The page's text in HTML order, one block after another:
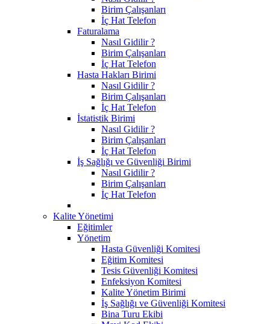
Birim Çalışanları
İç Hat Telefon
Faturalama
Nasıl Gidilir ?
Birim Çalışanları
İç Hat Telefon
Hasta Hakları Birimi
Nasıl Gidilir ?
Birim Çalışanları
İç Hat Telefon
İstatistik Birimi
Nasıl Gidilir ?
Birim Çalışanları
İç Hat Telefon
İş Sağlığı ve Güvenliği Birimi
Nasıl Gidilir ?
Birim Çalışanları
İç Hat Telefon
Kalite Yönetimi
Eğitimler
Yönetim
Hasta Güvenliği Komitesi
Eğitim Komitesi
Tesis Güvenliği Komitesi
Enfeksiyon Komitesi
Kalite Yönetim Birimi
İş Sağlığı ve Güvenliği Komitesi
Bina Turu Ekibi